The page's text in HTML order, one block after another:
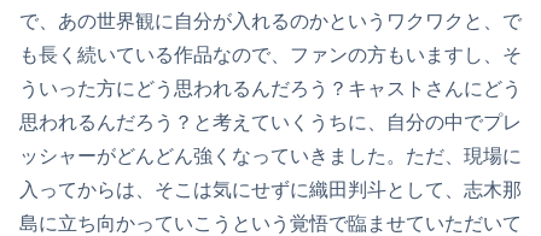
で、あの世界観に自分が入れるのかというワクワクと、で
も長く続いている作品なので、ファンの方もいますし、そ
ういった方にどう思われるんだろう？キャストさんにどう
思われるんだろう？と考えていくうちに、自分の中でプレ
ッシャーがどんどん強くなっていきました。ただ、現場に
入ってからは、そこは気にせずに織田判斗として、志木那
島に立ち向かっていこうという覚悟で臨ませていただいて